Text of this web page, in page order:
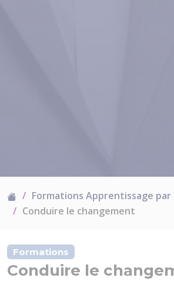
Formations Apprentissage par
Conduire le changement
Formations
Conduire le